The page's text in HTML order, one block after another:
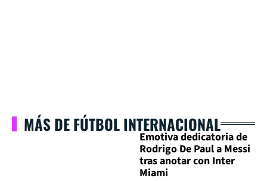
MÁS DE FÚTBOL INTERNACIONAL
Emotiva dedicatoria de
Rodrigo De Paul a Messi
tras anotar con Inter
Miami